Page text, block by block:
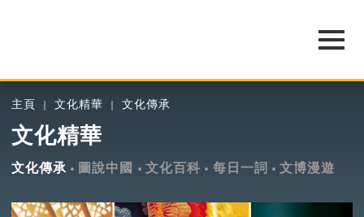
主頁 文化精華 文化傳承
文化精華
文化傳承 圖說中國 文化百科 每日一詞 文博漫遊